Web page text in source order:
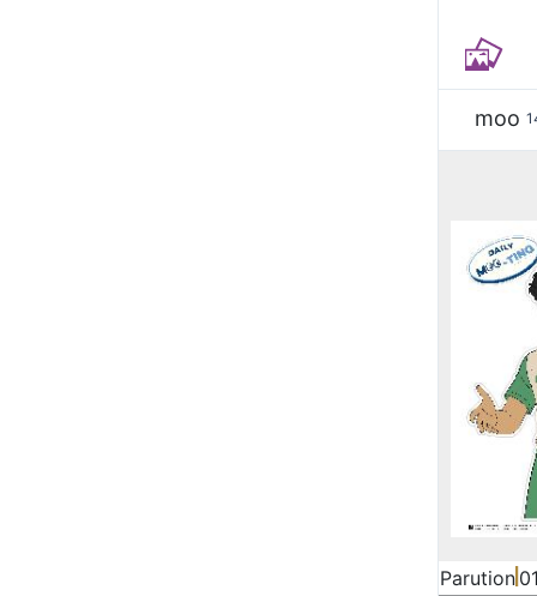
moo
Parution